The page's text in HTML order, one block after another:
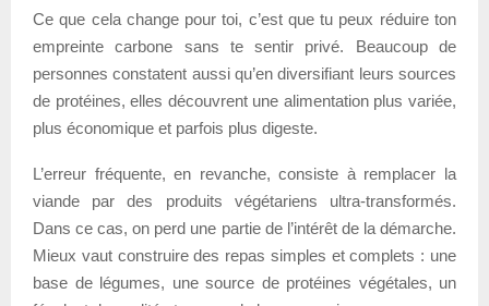
Ce que cela change pour toi, c’est que tu peux réduire ton
empreinte carbone sans te sentir privé. Beaucoup de
personnes constatent aussi qu’en diversifiant leurs sources
de protéines, elles découvrent une alimentation plus variée,
plus économique et parfois plus digeste.
L’erreur fréquente, en revanche, consiste à remplacer la
viande par des produits végétariens ultra-transformés.
Dans ce cas, on perd une partie de l’intérêt de la démarche.
Mieux vaut construire des repas simples et complets : une
base de légumes, une source de protéines végétales, un